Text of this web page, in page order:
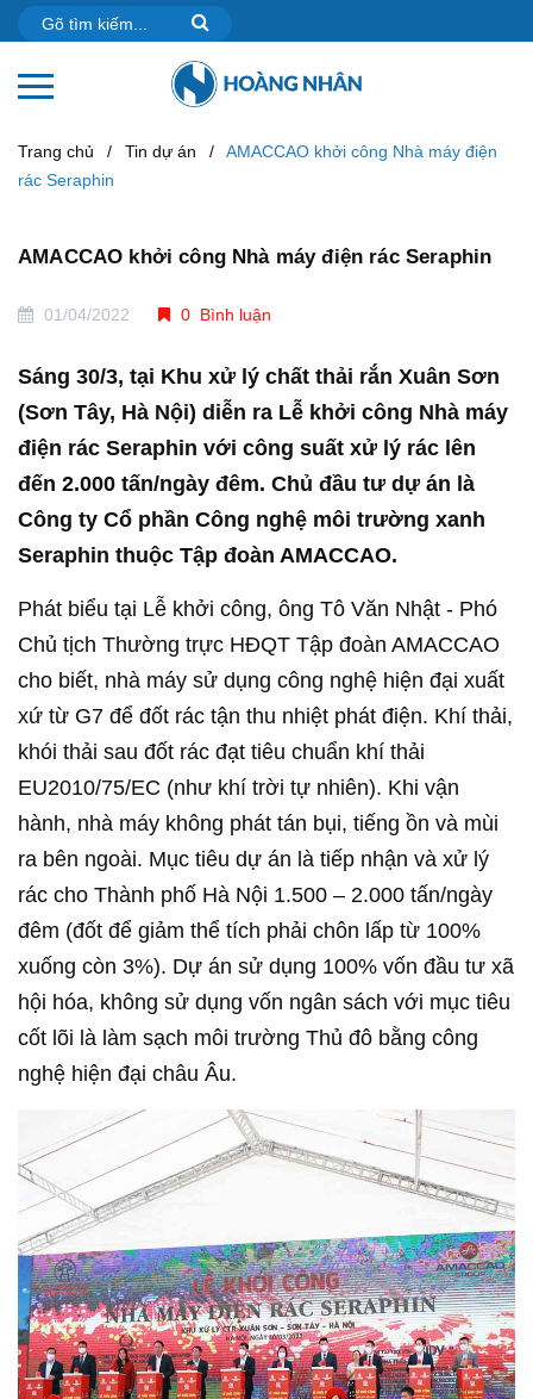
Trang chủ / Tin dự án /
AMACCAO khởi công Nhà máy điện
rác Seraphin
AMACCAO khởi công Nhà máy điện rác Seraphin
01/04/2022 0 Bình luận
Sáng 30/3, tại Khu xử lý chất thải rắn Xuân Sơn
(Sơn Tây, Hà Nội) diễn ra Lễ khởi công Nhà máy
điện rác Seraphin với công suất xử lý rác lên
đến 2.000 tấn/ngày đêm. Chủ đầu tư dự án là
Công ty Cổ phần Công nghệ môi trường xanh
Seraphin thuộc Tập đoàn AMACCAO.
Phát biểu tại Lễ khởi công, ông Tô Văn Nhật - Phó
Chủ tịch Thường trực HĐQT Tập đoàn AMACCAO
cho biết, nhà máy sử dụng công nghệ hiện đại xuất
xứ từ G7 để đốt rác tận thu nhiệt phát điện. Khí thải,
khói thải sau đốt rác đạt tiêu chuẩn khí thải
EU2010/75/EC (như khí trời tự nhiên). Khi vận
hành, nhà máy không phát tán bụi, tiếng ồn và mùi
ra bên ngoài. Mục tiêu dự án là tiếp nhận và xử lý
rác cho Thành phố Hà Nội 1.500 – 2.000 tấn/ngày
đêm (đốt để giảm thể tích phải chôn lấp từ 100%
xuống còn 3%). Dự án sử dụng 100% vốn đầu tư xã
hội hóa, không sử dụng vốn ngân sách với mục tiêu
cốt lõi là làm sạch môi trường Thủ đô bằng công
nghệ hiện đại châu Âu.